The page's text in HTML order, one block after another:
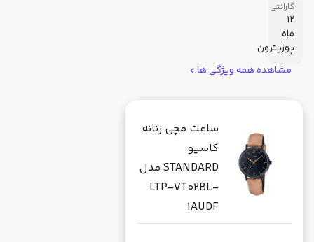
گارانتی
12
ماه
پوزیترون
مشاهده همه ویژگی ها
ساعت مچی زنانه
کاسیو
STANDARD مدل
LTP-VT02BL-
1AUDF